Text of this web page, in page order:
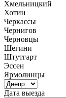
Хмельницкий
Хотин
Черкассы
Чернигов
Черновцы
Шегини
Штутгарт
Эссен
Ярмолинцы
Дата выезда